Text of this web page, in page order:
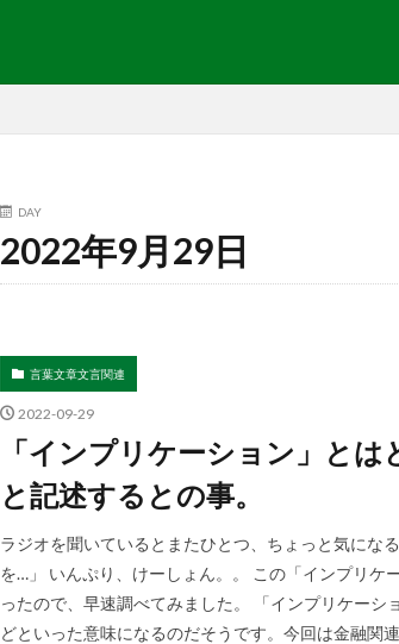
DAY
2022年9月29日
言葉文章文言関連
2022-09-29
「インプリケーション」と
と記述するとの事。
ラジオを聞いているとまたひとつ、ちょっと気にな
を…」 いんぷり、けーしょん。。 この「インプリケ
ったので、早速調べてみました。 「インプリケー
どといった意味になるのだそうです。今回は金融関